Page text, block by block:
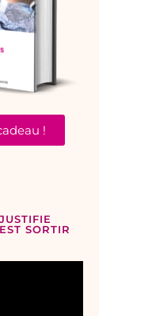
!
SORTIR